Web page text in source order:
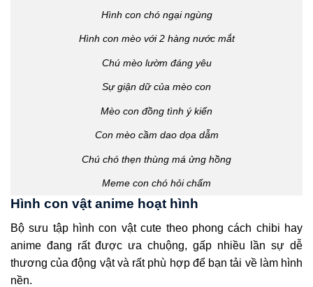
Hình con chó ngại ngùng
Hình con mèo với 2 hàng nước mắt
Chú mèo lườm đáng yêu
Sự giận dữ của mèo con
Mèo con đồng tình ý kiến
Con mèo cầm dao dọa dẫm
Chú chó thẹn thùng má ửng hồng
Meme con chó hỏi chấm
Hình con vật anime hoạt hình
Bộ sưu tập hình con vật cute theo phong cách chibi hay
anime đang rất được ưa chuộng, gấp nhiều lần sự dễ
thương của động vật và rất phù hợp để bạn tải về làm hình
nền.